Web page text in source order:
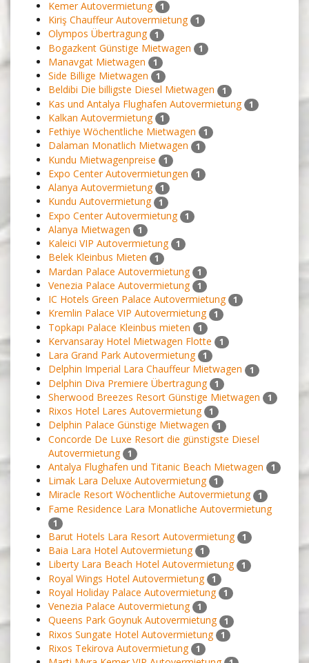
Kemer Autovermietung 1
Kiriş Chauffeur Autovermietung 1
Olympos Übertragung 1
Bogazkent Günstige Mietwagen 1
Manavgat Mietwagen 1
Side Billige Mietwagen 1
Beldibi Die billigste Diesel Mietwagen 1
Kas und Antalya Flughafen Autovermietung 1
Kalkan Autovermietung 1
Fethiye Wöchentliche Mietwagen 1
Dalaman Monatlich Mietwagen 1
Kundu Mietwagenpreise 1
Expo Center Autovermietungen 1
Alanya Autovermietung 1
Kundu Autovermietung 1
Expo Center Autovermietung 1
Alanya Mietwagen 1
Kaleici VIP Autovermietung 1
Belek Kleinbus Mieten 1
Mardan Palace Autovermietung 1
Venezia Palace Autovermietung 1
IC Hotels Green Palace Autovermietung 1
Kremlin Palace VIP Autovermietung 1
Topkapı Palace Kleinbus mieten 1
Kervansaray Hotel Mietwagen Flotte 1
Lara Grand Park Autovermietung 1
Delphin Imperial Lara Chauffeur Mietwagen 1
Delphin Diva Premiere Übertragung 1
Sherwood Breezes Resort Günstige Mietwagen 1
Rixos Hotel Lares Autovermietung 1
Delphin Palace Günstige Mietwagen 1
Concorde De Luxe Resort die günstigste Diesel
Autovermietung
1
Antalya Flughafen und Titanic Beach Mietwagen 1
Limak Lara Deluxe Autovermietung 1
Miracle Resort Wöchentliche Autovermietung 1
Fame Residence Lara Monatliche Autovermietung
1
Barut Hotels Lara Resort Autovermietung 1
Baia Lara Hotel Autovermietung 1
Liberty Lara Beach Hotel Autovermietung 1
Royal Wings Hotel Autovermietung 1
Royal Holiday Palace Autovermietung 1
Venezia Palace Autovermietung 1
Queens Park Goynuk Autovermietung 1
Rixos Sungate Hotel Autovermietung 1
Rixos Tekirova Autovermietung 1